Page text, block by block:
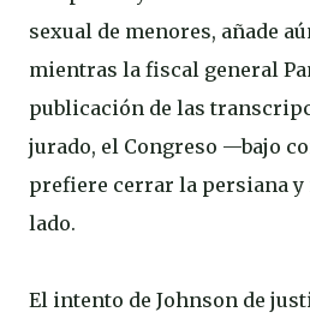
sexual de menores, añade
mientras la fiscal general
publicación de las
jurado, el Congreso —bajo
prefiere cerrar la persiana
lado.
El intento de Johnson de